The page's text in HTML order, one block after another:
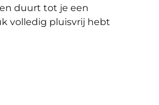
duurt tot je een
volledig pluisvrij hebt